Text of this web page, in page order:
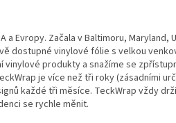
Evropy. Začala v Baltimoru, Maryland,
dostupné vinylové fólie s velkou
produkty a snažíme se
je více než tři roky (zásadními
každé tři měsíce. TeckWrap vždy
se rychle měnit.